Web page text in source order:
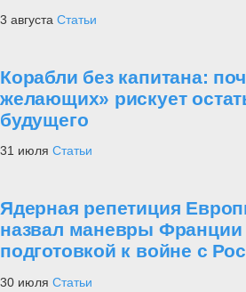
3 августа Статьи
Корабли без капитана:
желающих» рискует
будущего
31 июля Статьи
Ядерная репетиция
назвал маневры Франции
подготовкой к войне с
30 июля Статьи